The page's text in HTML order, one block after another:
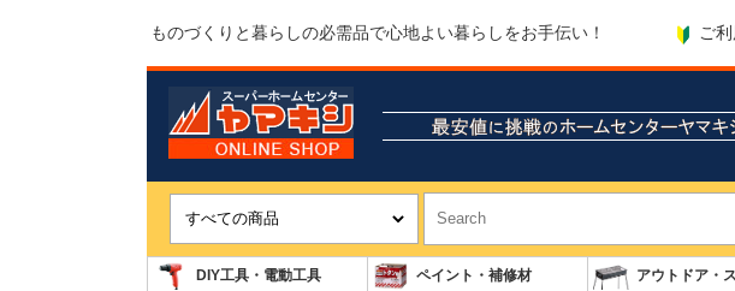
ものづくりと暮らしの必需品で心地よい暮らしをお手伝い！ ご
DIY工具・電動工具 ペイント・補修材 アウトドア・